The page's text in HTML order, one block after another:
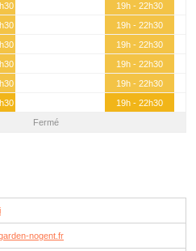
19h - 22h30
19h - 22h30
19h - 22h30
19h - 22h30
19h - 22h30
19h - 22h30
Fermé
nogent.fr